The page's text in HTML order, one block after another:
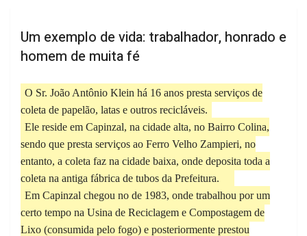
Um exemplo de vida: trabalhador, honrado e
homem de muita fé
O Sr. João Antônio Klein há 16 anos presta serviços de
coleta de papelão, latas e outros recicláveis.
Ele reside em Capinzal, na cidade alta, no Bairro Colina,
sendo que presta serviços ao Ferro Velho Zampieri, no
entanto, a coleta faz na cidade baixa, onde deposita toda a
coleta na antiga fábrica de tubos da Prefeitura.
Em Capinzal chegou no de 1983, onde trabalhou por um
certo tempo na Usina de Reciclagem e Compostagem de
Lixo (consumida pelo fogo) e posteriormente prestou